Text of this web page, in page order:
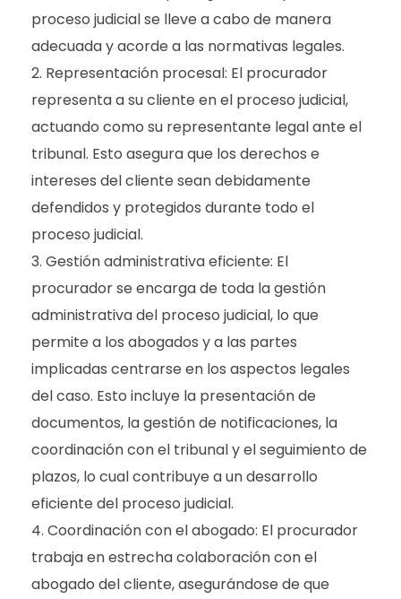
proceso judicial se lleve a cabo de manera
adecuada y acorde a las normativas legales.
Representación procesal: El procurador
representa a su cliente en el proceso judicial,
actuando como su representante legal ante el
tribunal. Esto asegura que los derechos e
intereses del cliente sean debidamente
defendidos y protegidos durante todo el
proceso judicial.
Gestión administrativa eficiente: El
procurador se encarga de toda la gestión
administrativa del proceso judicial, lo que
permite a los abogados y a las partes
implicadas centrarse en los aspectos legales
del caso. Esto incluye la presentación de
documentos, la gestión de notificaciones, la
coordinación con el tribunal y el seguimiento de
plazos, lo cual contribuye a un desarrollo
eficiente del proceso judicial.
Coordinación con el abogado: El procurador
trabaja en estrecha colaboración con el
abogado del cliente, asegurándose de que